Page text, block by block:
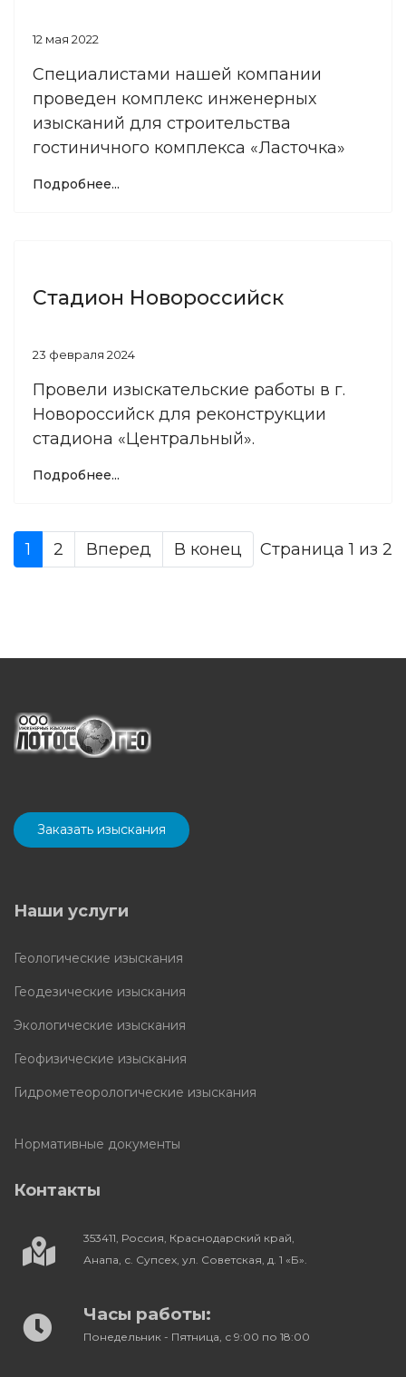
12 мая 2022
Специалистами нашей компании
проведен комплекс инженерных
изысканий для строительства
гостиничного комплекса «Ласточка»
Подробнее...
Стадион Новороссийск
23 февраля 2024
Провели изыскательские работы в г.
Новороссийск для реконструкции
стадиона «Центральный».
Подробнее...
1 2 Вперед В конец Страница 1 из 2
Заказать изыскания
Наши услуги
Геологические изыскания
Геодезические изыскания
Экологические изыскания
Геофизические изыскания
Гидрометеорологические изыскания
Нормативные документы
Контакты
353411, Россия, Краснодарский край,
Анапа, с. Супсех, ул. Советская, д. 1 «Б».
Часы работы:
Понедельник - Пятница, с 9:00 по 18:00